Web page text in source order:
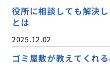
役所に相談しても解決
とは
2025.12.02
ゴミ屋敷が教えてくれ